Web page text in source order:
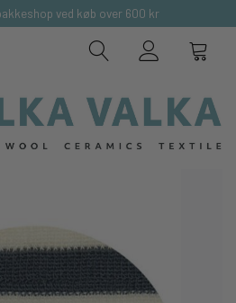
ved køb over 600 kr